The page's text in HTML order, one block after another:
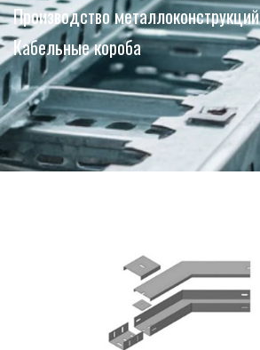
Производство металлоконструкций
Кабельные короба